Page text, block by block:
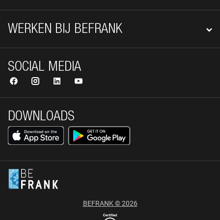
WERKEN BIJ BEFRANK
DOWNLOADS
SOCIAL MEDIA
BEFRANK © 2026